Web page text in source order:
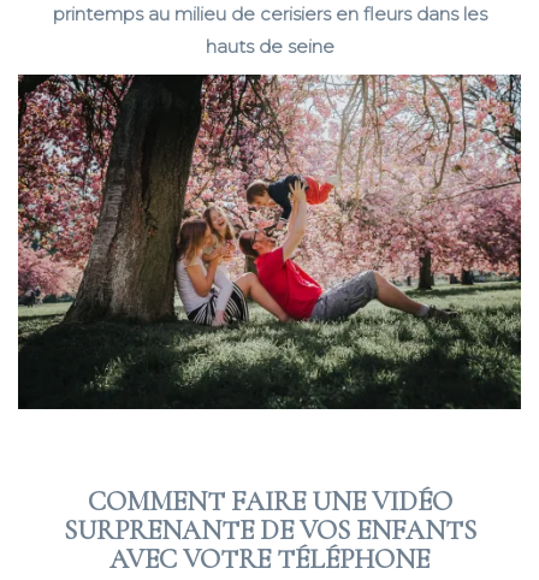
printemps au milieu de cerisiers en fleurs dans les
hauts de seine
COMMENT FAIRE UNE VIDÉO
SURPRENANTE DE VOS ENFANTS
AVEC VOTRE TÉLÉPHONE